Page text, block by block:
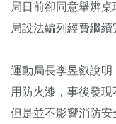
局日前卻同意舉辨
局設法編列經費繼續
運動局長李昱叡說
用防火漆，事後發現
但是並不影響消防